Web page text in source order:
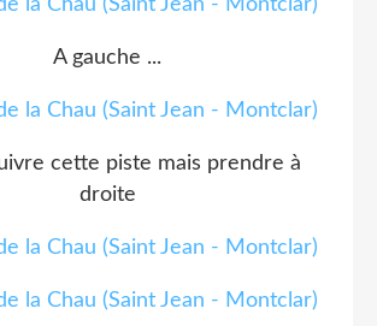
A gauche ...
cette piste mais prendre à
droite